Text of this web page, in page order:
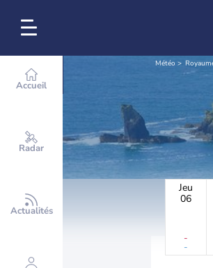
Accueil
Radar
Actualités
Météo
Jeu
06
-
-